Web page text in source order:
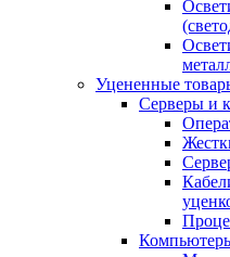
Уцененные
Серверы и